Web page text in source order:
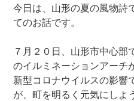
今日は、山形の夏の風物詩
てのお話です。
７月２０日、山形市中心部
のイルミネーションアーチ
新型コロナウイルスの影響
が、町を明るく元気にしよ